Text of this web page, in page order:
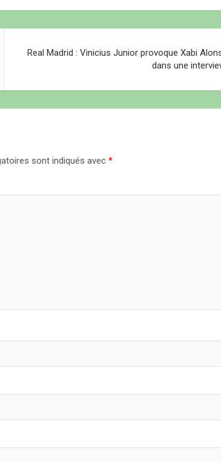
Real Madrid : Vinicius Junior provoque Xabi
dans une
sont indiqués avec *